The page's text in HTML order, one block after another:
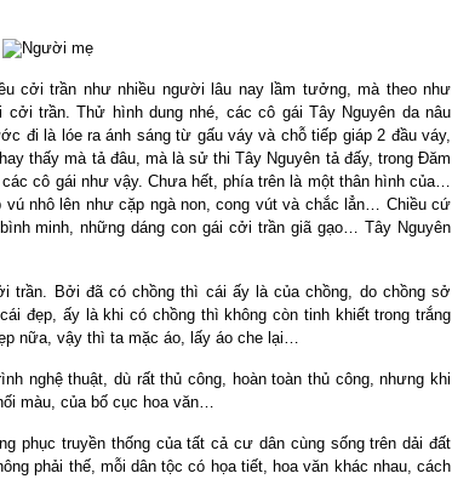
cởi trần như nhiều người lâu nay lầm tưởng, mà theo như
trần. Thử hình dung nhé, các cô gái Tây Nguyên da nâu
đi là lóe ra ánh sáng từ gấu váy và chỗ tiếp giáp 2 đầu váy,
thấy mà tả đâu, mà là sử thi Tây Nguyên tả đấy, trong Đăm
cô gái như vậy. Chưa hết, phía trên là một thân hình của…
nhô lên như cặp ngà non, cong vút và chắc lẳn… Chiều cứ
minh, những dáng con gái cởi trần giã gạo… Tây Nguyên
trần. Bởi đã có chồng thì cái ấy là của chồng, do chồng sở
đẹp, ấy là khi có chồng thì không còn tinh khiết trong trắng
nữa, vậy thì ta mặc áo, lấy áo che lại…
nghệ thuật, dù rất thủ công, hoàn toàn thủ công, nhưng khi
màu, của bố cục hoa văn…
phục truyền thống của tất cả cư dân cùng sống trên dải đất
phải thế, mỗi dân tộc có họa tiết, hoa văn khác nhau, cách